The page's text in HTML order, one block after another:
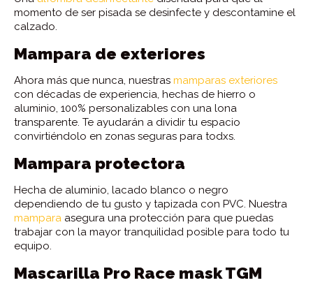
momento de ser pisada se desinfecte y descontamine el
calzado.
Mampara de exteriores
Ahora más que nunca, nuestras mamparas exteriores
con décadas de experiencia, hechas de hierro o
aluminio, 100% personalizables con una lona
transparente. Te ayudarán a dividir tu espacio
convirtiéndolo en zonas seguras para todxs.
Mampara protectora
Hecha de aluminio, lacado blanco o negro
dependiendo de tu gusto y tapizada con PVC. Nuestra
mampara asegura una protección para que puedas
trabajar con la mayor tranquilidad posible para todo tu
equipo.
Mascarilla Pro Race mask TGM